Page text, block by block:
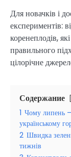
Для новачків і
експериментів:
коренеплодів,
правильного
цілорічне
Содержание
1 Чому липень —
українському
2 Швидка
тижнів